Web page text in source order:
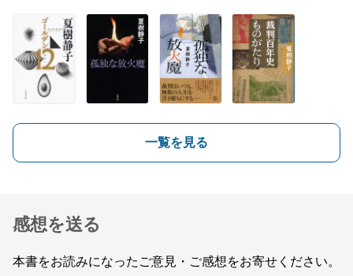
一覧を見る
感想を送る
本書をお読みになったご意見・ご感想をお寄せください。